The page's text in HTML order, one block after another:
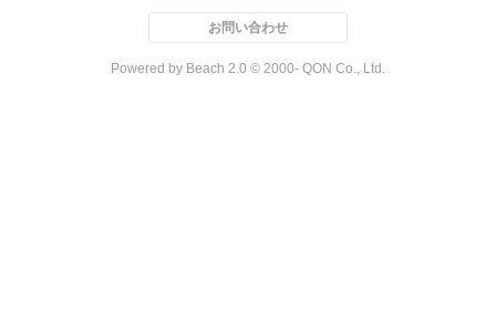
お問い合わせ
Powered by Beach 2.0 © 2000- QON Co., Ltd.